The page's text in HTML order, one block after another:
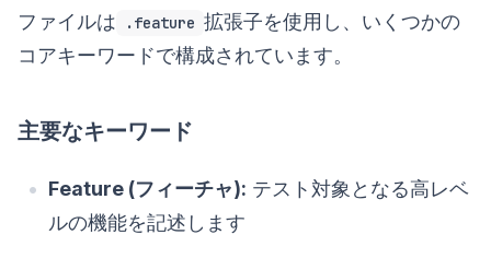
ファイルは
.feature 拡張子を使用し、いくつかの
コアキーワードで構成されています。
主要なキーワード
Feature (フィーチャ): テスト対象となる高レベ
ルの機能を記述します